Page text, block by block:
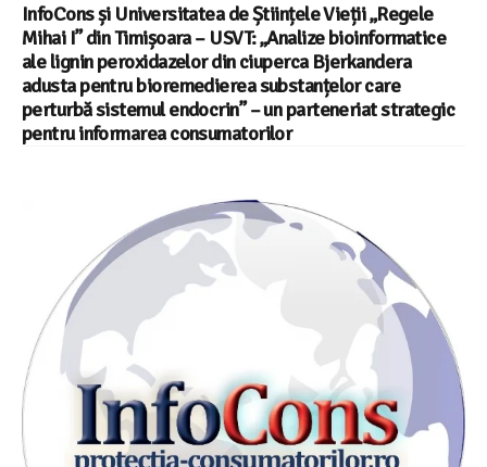
InfoCons și Universitatea de Științele Vieții „Regele
Mihai I” din Timișoara – USVT: „Analize bioinformatice
ale lignin peroxidazelor din ciuperca Bjerkandera
adusta pentru bioremedierea substanțelor care
perturbă sistemul endocrin” – un parteneriat strategic
pentru informarea consumatorilor